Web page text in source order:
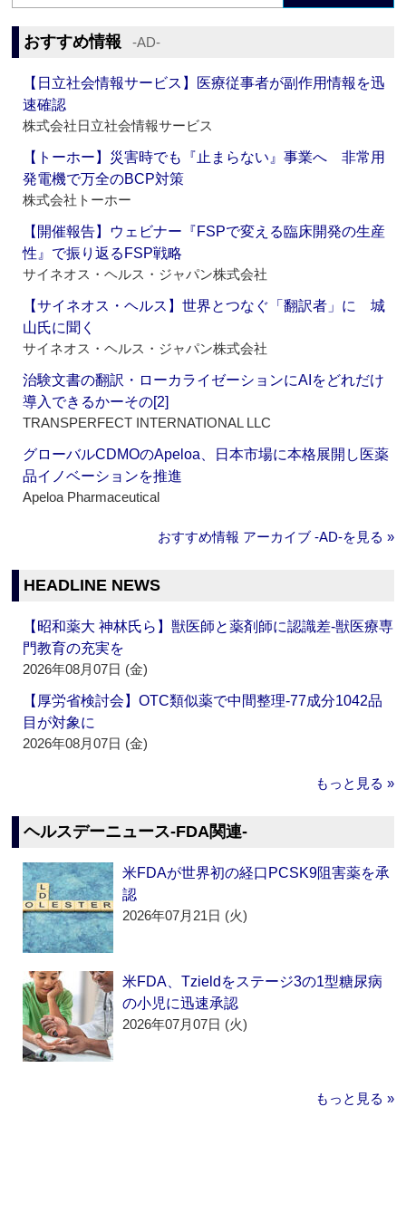
おすすめ情報 ‐AD‐
【日立社会情報サービス】医療従事者が副作用情報を迅
速確認
株式会社日立社会情報サービス
【トーホー】災害時でも『止まらない』事業へ 非常用
発電機で万全のBCP対策
株式会社トーホー
【開催報告】ウェビナー『FSPで変える臨床開発の生産
性』で振り返るFSP戦略
サイネオス・ヘルス・ジャパン株式会社
【サイネオス・ヘルス】世界とつなぐ「翻訳者」に 城
山氏に聞く
サイネオス・ヘルス・ジャパン株式会社
治験文書の翻訳・ローカライゼーションにAIをどれだけ
導入できるかーその[2]
TRANSPERFECT INTERNATIONAL LLC
グローバルCDMOのApeloa、日本市場に本格展開し医薬
品イノベーションを推進
Apeloa Pharmaceutical
おすすめ情報 アーカイブ ‐AD‐を見る »
HEADLINE NEWS
【昭和薬大 神林氏ら】獣医師と薬剤師に認識差‐獣医療専
門教育の充実を
2026年08月07日 (金)
【厚労省検討会】OTC類似薬で中間整理‐77成分1042品
目が対象に
2026年08月07日 (金)
もっと見る »
ヘルスデーニュース‐FDA関連‐
米FDAが世界初の経口PCSK9阻害薬を承
認
2026年07月21日 (火)
米FDA、Tzieldをステージ3の1型糖尿病
の小児に迅速承認
2026年07月07日 (火)
もっと見る »